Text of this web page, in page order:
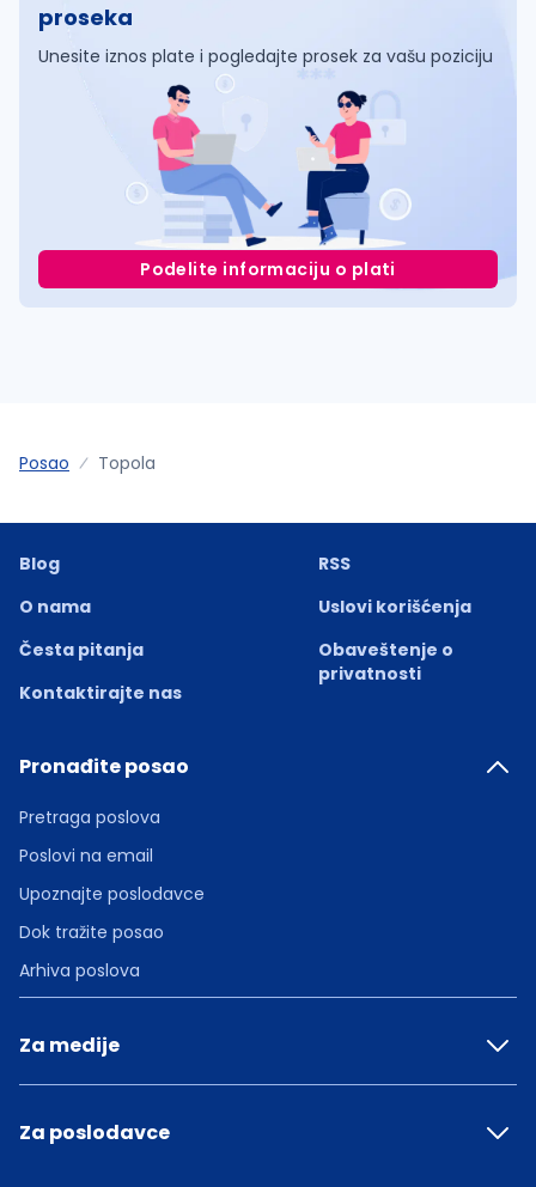
proseka
Unesite iznos plate i pogledajte prosek za vašu poziciju
Podelite informaciju o plati
Posao Topola
Blog
O nama
Česta pitanja
Kontaktirajte nas
RSS
Uslovi korišćenja
Obaveštenje o
privatnosti
Pronađite posao
Pretraga poslova
Poslovi na email
Upoznajte poslodavce
Dok tražite posao
Arhiva poslova
Za medije
Za poslodavce